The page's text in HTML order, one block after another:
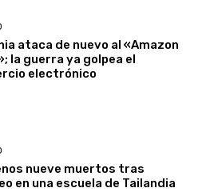
ataca de nuevo al «Amazon
la guerra ya golpea el
electrónico
nueve muertos tras
en una escuela de Tailandia